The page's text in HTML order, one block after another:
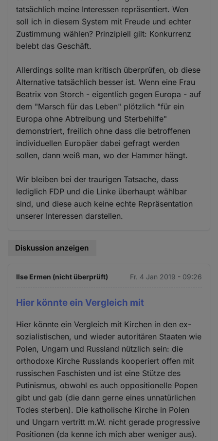
tatsächlich meine Interessen repräsentiert. Wen
soll ich in diesem System mit Freude und echter
Zustimmung wählen? Prinzipiell gilt: Konkurrenz
belebt das Geschäft.
Allerdings sollte man kritisch überprüfen, ob diese
Alternative tatsächlich besser ist. Wenn eine Frau
Beatrix von Storch - eigentlich gegen Europa - auf
dem "Marsch für das Leben" plötzlich "für ein
Europa ohne Abtreibung und Sterbehilfe"
demonstriert, freilich ohne dass die betroffenen
individuellen Europäer dabei gefragt werden
sollen, dann weiß man, wo der Hammer hängt.
Wir bleiben bei der traurigen Tatsache, dass
lediglich FDP und die Linke überhaupt wählbar
sind, und diese auch keine echte Repräsentation
unserer Interessen darstellen.
Diskussion anzeigen
Ilse Ermen (nicht überprüft) Fr. 4 Jan 2019 - 09:26
Hier könnte ein Vergleich mit
Hier könnte ein Vergleich mit Kirchen in den ex-
sozialistischen, und wieder autoritären Staaten wie
Polen, Ungarn und Russland nützlich sein: die
orthodoxe Kirche Russlands kooperiert offen mit
russischen Faschisten und ist eine Stütze des
Putinismus, obwohl es auch oppositionelle Popen
gibt und gab (die dann gerne eines unnatürlichen
Todes sterben). Die katholische Kirche in Polen
und Ungarn vertritt m.W. nicht gerade progressive
Positionen (da kenne ich mich aber weniger aus).